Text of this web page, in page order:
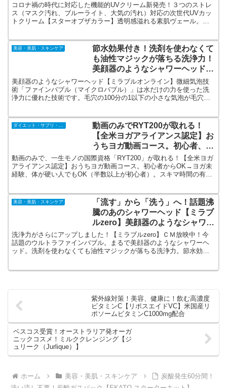
コロナ禍の時代に対応した機能的UVクリーム新発売！３つのストレ
ス（マスク汚れ、ブルーライト、大気の汚れ）対応の次世代UVカッ
トクリーム【スターオブザカラー】透明感溢れる素肌ヴェール。肌
美容・美肌・スキンケア
節水効果付き！洗剤を使わなくて
も油性マジックが落ちる洗浄力！
美顔器のようなシャワーヘッド
【ミラブルオンライン】
美顔器のようなシャワーヘッド【ミラブルオンライン】微細気泡技
術「ファインバブル（マイクロバブル）」は水だけの力を使った洗
浄力に優れた技術です。毛穴の100分の1以下の小さな気泡が毛穴の
動画のみでRYT200が取れる！
【全米ヨガアライアンス認定】お
うちヨガ動画コース。初心者、ヨ
ガ未経験者OK！
動画のみで、一生モノの国際資格「RYT200」が取れる！【全米ヨガ
アライアンス認定】おうちヨガ動画コース。初心者からOK→ヨガ未
経験、体が硬い人でもOK（半数以上が初心者）。スキマ時間の有効
美容・美肌・スキンケア
「流す」から「洗う」へ！話題沸
騰のあのシャワーヘッド【ミラブ
ルzero】美顔器のようなシャワー
ヘッド！
洗浄力がさらにアップしました！【ミラブルzero】ＣＭ放映中！今
話題のウルトラファインバブル。まるで美顔器のようなシャワーヘ
ッド。洗剤を使わなくても油性マジックが落ちる洗浄力。節水効果
紫外線対策！美容、健康に！飲む高濃度
ビタミンC【リポスエイドVC】米国産リ
ポソームビタミンC1000mg配合
ベスコス受賞！オーストラリア発オーガ
ニックコスメ！ミルククレンジング【ジ
ュリーク（Jurlique）】
ホーム 美容・美肌・スキンケア
炭酸発生60分間！